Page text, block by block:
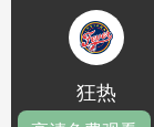
狂热